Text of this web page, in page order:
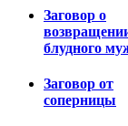
Заговор о
блудного
Заговор от
соперницы